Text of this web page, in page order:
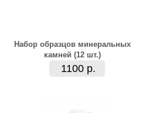
Набор образцов минеральных
камней (12 шт.)
1100 р.